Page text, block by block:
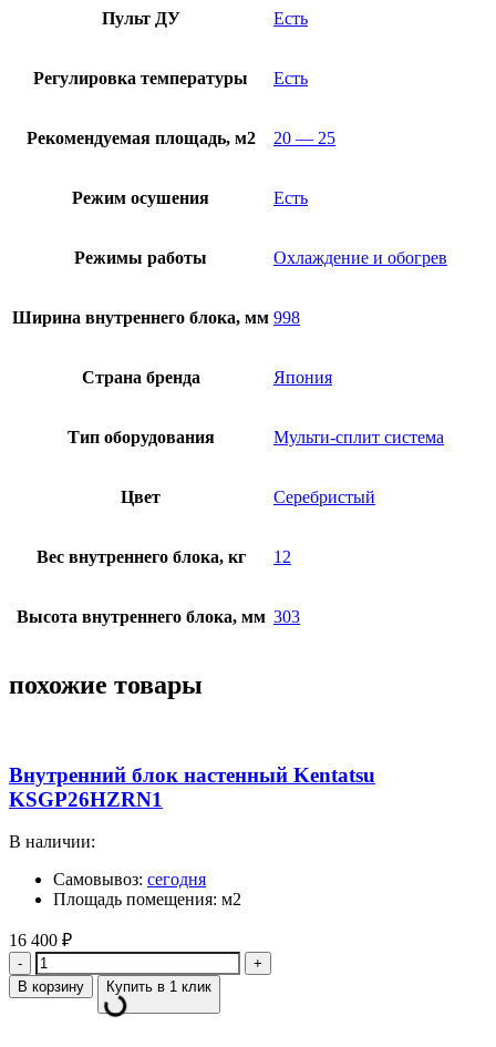
Пульт ДУ Есть
Регулировка температуры Есть
Рекомендуемая площадь, м2 20 — 25
Режим осушения Есть
Режимы работы Охлаждение и обогрев
Ширина внутреннего блока, мм 998
Страна бренда Япония
Тип оборудования Мульти-сплит система
Цвет Серебристый
Вес внутреннего блока, кг 12
Высота внутреннего блока, мм 303
похожие товары
Внутренний блок настенный Kentatsu
KSGP26HZRN1
В наличии:
Самовывоз: сегодня
Площадь помещения: м2
16 400 ₽
Количество
В корзину Купить в 1 клик